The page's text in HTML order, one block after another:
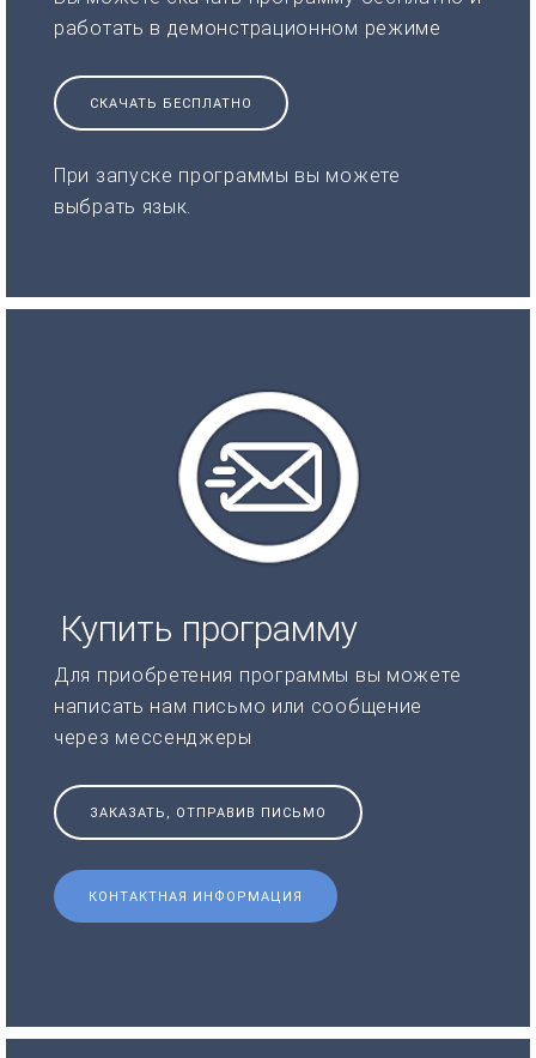
работать в демонстрационном режиме
СКАЧАТЬ БЕСПЛАТНО
При запуске программы вы можете
выбрать язык.
Купить программу
Для приобретения программы вы можете
написать нам письмо или сообщение
через мессенджеры
ЗАКАЗАТЬ, ОТПРАВИВ ПИСЬМО
КОНТАКТНАЯ ИНФОРМАЦИЯ